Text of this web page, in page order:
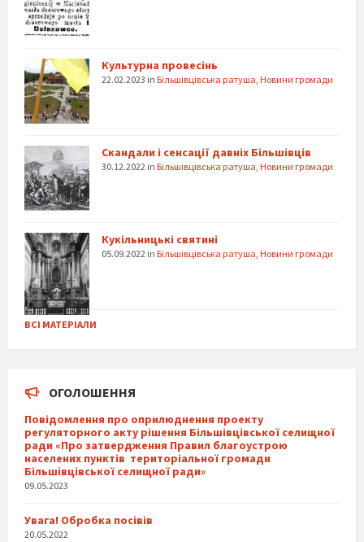
Культурна провесінь
22.02.2023 in Більшівцівська ратуша, Новини громади
Скандали і сенсації давніх Більшівців
30.12.2022 in Більшівцівська ратуша, Новини громади
Кукільницькі святині
05.09.2022 in Більшівцівська ратуша, Новини громади
ВСІ МАТЕРІАЛИ
ОГОЛОШЕННЯ
Повідомлення про оприлюднення проекту
регуляторного акту рішення Більшівцівської селищної
ради «Про затвердження Правил благоустрою
населених пунктів територіальної громади
Більшівцівської селищної ради»
09.05.2023
Увага! Обробка посівів
20.05.2022